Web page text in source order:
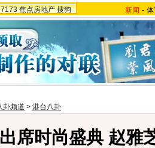
焦点房地产 搜狗 新闻 -
卦频道 > 港台八卦
席时尚盛典 赵雅